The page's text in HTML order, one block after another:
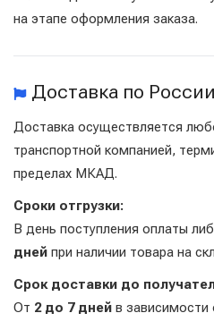
на этапе оформления заказа.
Доставка по России
Доставка осуществляется
транспортной компанией,
пределах МКАД.
Сроки отгрузки:
В день поступления оплаты
дней при наличии товара на
Срок доставки до
От 2 до 7 дней в зависимости